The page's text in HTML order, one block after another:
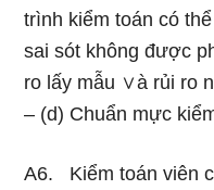
trình kiểm toán có
sai sót không được
ro lấy mẫu ∨à rủi ro
– (d) Chuẩn mực
A6. Kiểm toán viên